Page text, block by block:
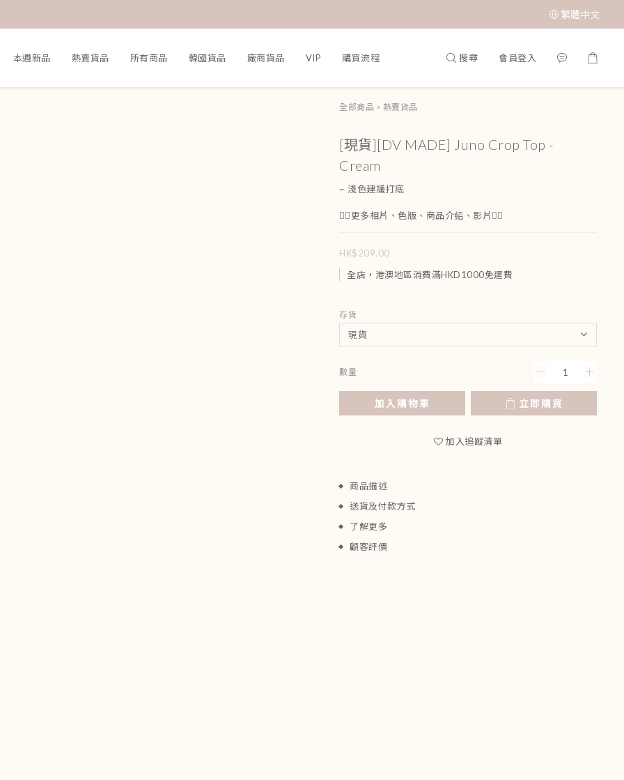
繁體中文
本週新品 熱賣貨品 所有商品 韓國貨品 廠商貨品 VIP 購買流程 搜尋 會員登入
全部商品 > 熱賣貨品
[現貨][DV MADE] Juno Crop Top -
Cream
~ 淺色建議打底
👇🏻更多相片、色版、商品介紹、影片👇🏻
HK$209.00
全店，港澳地區消費滿HKD1000免運費
存貨
數量
加入購物車 立即購買
加入追蹤清單
商品描述
送貨及付款方式
了解更多
顧客評價